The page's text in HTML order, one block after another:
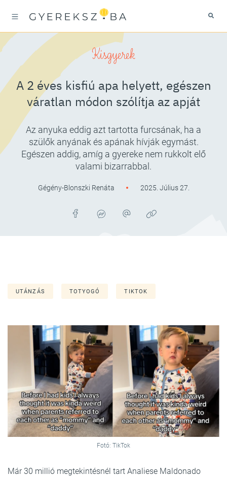
Kisgyerek
A 2 éves kisfiú apa helyett, egészen
váratlan módon szólítja az apját
Az anyuka eddig azt tartotta furcsának, ha a
szülők anyának és apának hívják egymást.
Egészen addig, amíg a gyereke nem rukkolt elő
valami bizarrabbal.
Gégény-Blonszki Renáta 2025. Július 27.
UTÁNZÁS TOTYOGÓ TIKTOK
Fotó: TikTok
Már 30 millió megtekintésnél tart Analiese Maldonado